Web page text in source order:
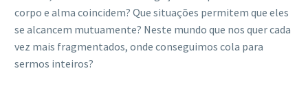
corpo e alma coincidem? Que situações permitem que eles
se alcancem mutuamente? Neste mundo que nos quer cada
vez mais fragmentados, onde conseguimos cola para
sermos inteiros?